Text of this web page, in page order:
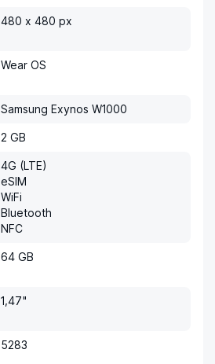
480 x 480 px
Wear OS
Samsung Exynos W1000
2 GB
4G (LTE)
eSIM
WiFi
Bluetooth
NFC
64 GB
1,47"
5283